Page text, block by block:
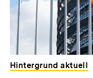
Hintergrund aktuell